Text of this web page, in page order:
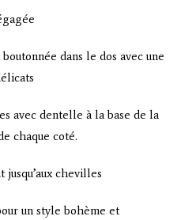
dans le dos avec une
avec dentelle à la base de la
chaque coté.
jusqu’aux chevilles
un style bohème et